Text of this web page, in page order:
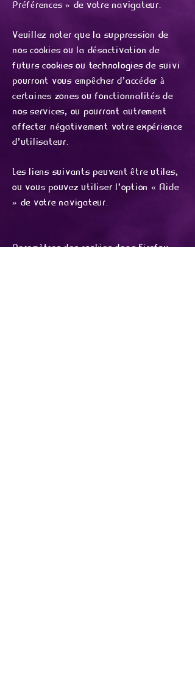
Préférences » de votre navigateur.
Veuillez noter que la suppression de
nos cookies ou la désactivation de
futurs cookies ou technologies de suivi
pourront vous empêcher d'accéder à
certaines zones ou fonctionnalités de
nos services, ou pourront autrement
affecter négativement votre expérience
d'utilisateur.
Les liens suivants peuvent être utiles,
ou vous pouvez utiliser l'option « Aide
» de votre navigateur.
Paramètres des cookies dans Firefox